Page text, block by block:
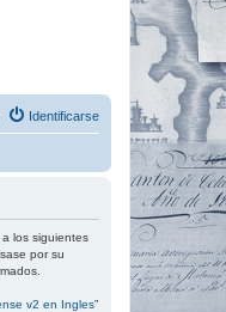
Identificarse
a los siguientes
por su
v2 en Ingles”